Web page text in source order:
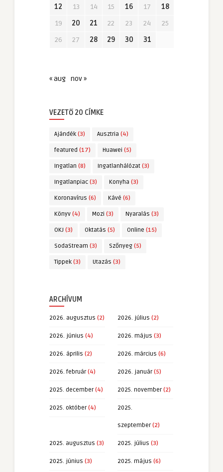
12
13 14 15 16 17
18
19
20 21 22 23 24
25
26
27 28 29 30 31
« aug nov »
VEZETŐ 20 CÍMKE
Ajándék (3) Ausztria (4)
featured (17) Huawei (5)
Ingatlan (8) Ingatlanhálózat (3)
Ingatlanpiac (3) Konyha (3)
Koronavírus (6) Kávé (6)
Könyv (4) Mozi (3) Nyaralás (3)
OKJ (3) Oktatás (5) Online (15)
SodaStream (3) Szőnyeg (5)
Tippek (3) Utazás (3)
ARCHÍVUM
2026. augusztus (2) 2026. július (2)
2026. június (4) 2026. május (3)
2026. április (2) 2026. március (6)
2026. február(4) 2026. január(5)
2025. december(4) 2025. november(2)
2025. október(4) 2025.
szeptember(2)
2025. augusztus (3) 2025. július (3)
2025. június (3) 2025. május (6)